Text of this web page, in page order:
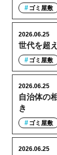
ゴミ屋敷
世代を超
2026.06.25
ゴミ屋敷
自治体の
き
2026.06.25
ゴミ屋敷
2026.06.25